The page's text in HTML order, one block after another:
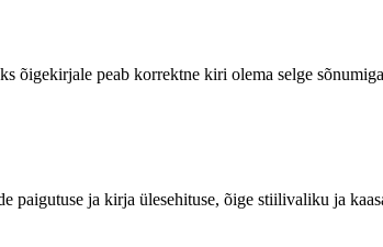
õigekirjale peab korrektne kiri olema selge
ja kirja ülesehituse, õige stiilivaliku ja